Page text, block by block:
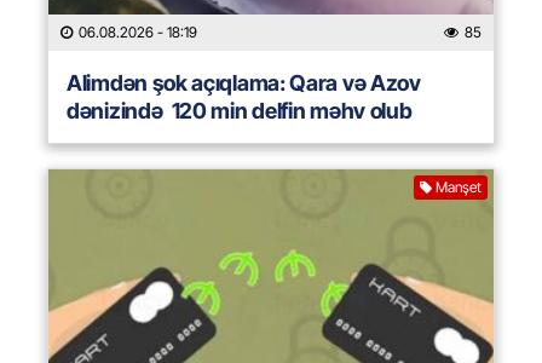
06.08.2026 - 18:19 85
Alimdən şok açıqlama: Qara və Azov
dənizində 120 min delfin məhv olub
Manşet